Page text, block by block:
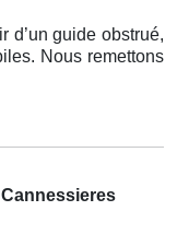
d’un guide obstrué,
Nous remettons